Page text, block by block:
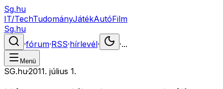
Sg.hu
IT/TechTudományJátékAutóFilm
Sg.hu
·fórum·RSS·hírlevél· ·...
Menü
SG.hu·2011. július 1.